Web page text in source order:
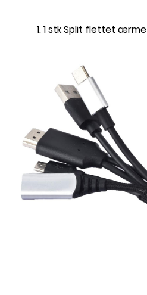
1 stk Split flettet ærme